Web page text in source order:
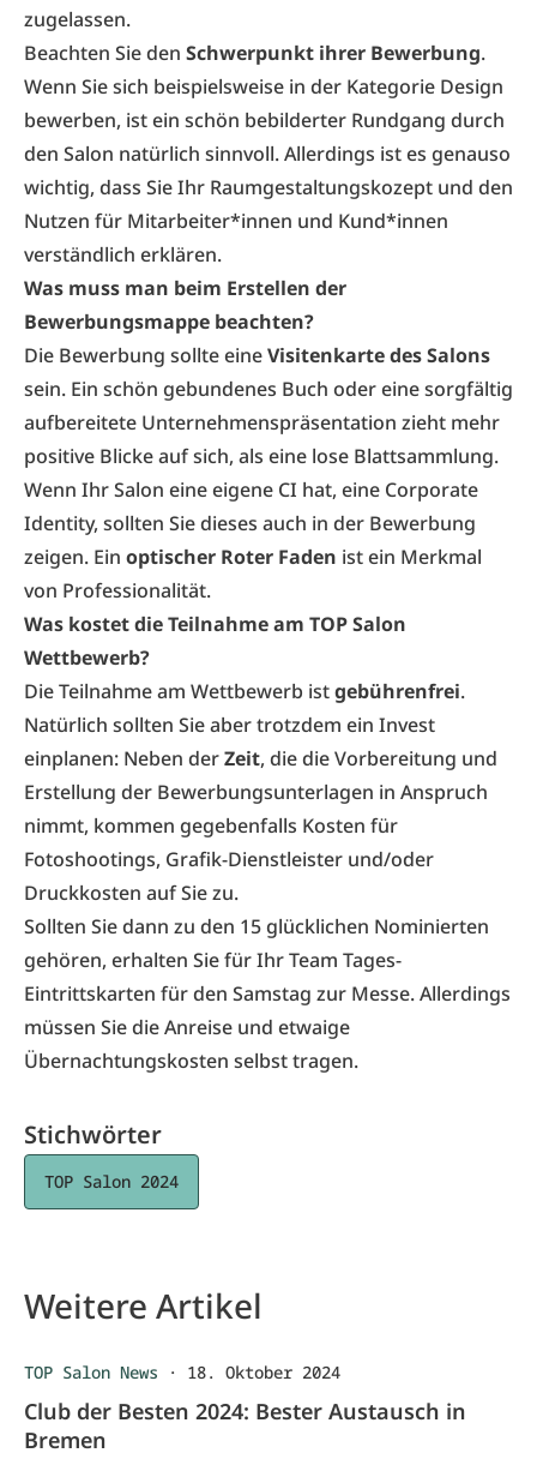
zugelassen.
Beachten Sie den Schwerpunkt ihrer Bewerbung.
Wenn Sie sich beispielsweise in der Kategorie Design
bewerben, ist ein schön bebilderter Rundgang durch
den Salon natürlich sinnvoll. Allerdings ist es genauso
wichtig, dass Sie Ihr Raumgestaltungskozept und den
Nutzen für Mitarbeiter*innen und Kund*innen
verständlich erklären.
Was muss man beim Erstellen der
Bewerbungsmappe beachten?
Die Bewerbung sollte eineVisitenkarte des Salons
sein. Ein schön gebundenes Buch oder eine sorgfältig
aufbereitete Unternehmenspräsentation zieht mehr
positive Blicke auf sich, als eine lose Blattsammlung.
Wenn Ihr Salon eine eigene CI hat, eine Corporate
Identity, sollten Sie dieses auch in der Bewerbung
zeigen. Ein optischer Roter Faden ist ein Merkmal
von Professionalität.
Was kostet die Teilnahme am TOP Salon
Wettbewerb?
Die Teilnahme am Wettbewerb istgebührenfrei.
Natürlich sollten Sie aber trotzdem ein Invest
einplanen: Neben derZeit, die die Vorbereitung und
Erstellung der Bewerbungsunterlagen in Anspruch
nimmt, kommen gegebenfalls Kosten für
Fotoshootings, Grafik-Dienstleister und/oder
Druckkosten auf Sie zu.
Sollten Sie dann zu den 15 glücklichen Nominierten
gehören, erhalten Sie für Ihr Team Tages-
Eintrittskarten für den Samstag zur Messe. Allerdings
müssen Sie die Anreise und etwaige
Übernachtungskosten selbst tragen.
Stichwörter
TOP Salon 2024
Weitere Artikel
TOP Salon News · 18. Oktober 2024
Club der Besten 2024: Bester Austausch in
Bremen